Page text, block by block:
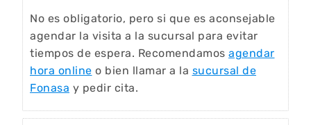
No es obligatorio, pero si que es aconsejable
agendar la visita a la sucursal para evitar
tiempos de espera. Recomendamos agendar
hora online o bien llamar a la sucursal de
Fonasa y pedir cita.